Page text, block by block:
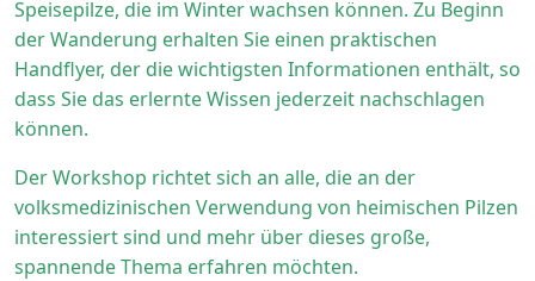
Speisepilze, die im Winter wachsen können. Zu Beginn
der Wanderung erhalten Sie einen praktischen
Handflyer, der die wichtigsten Informationen enthält, so
dass Sie das erlernte Wissen jederzeit nachschlagen
können.
Der Workshop richtet sich an alle, die an der
volksmedizinischen Verwendung von heimischen Pilzen
interessiert sind und mehr über dieses große,
spannende Thema erfahren möchten.